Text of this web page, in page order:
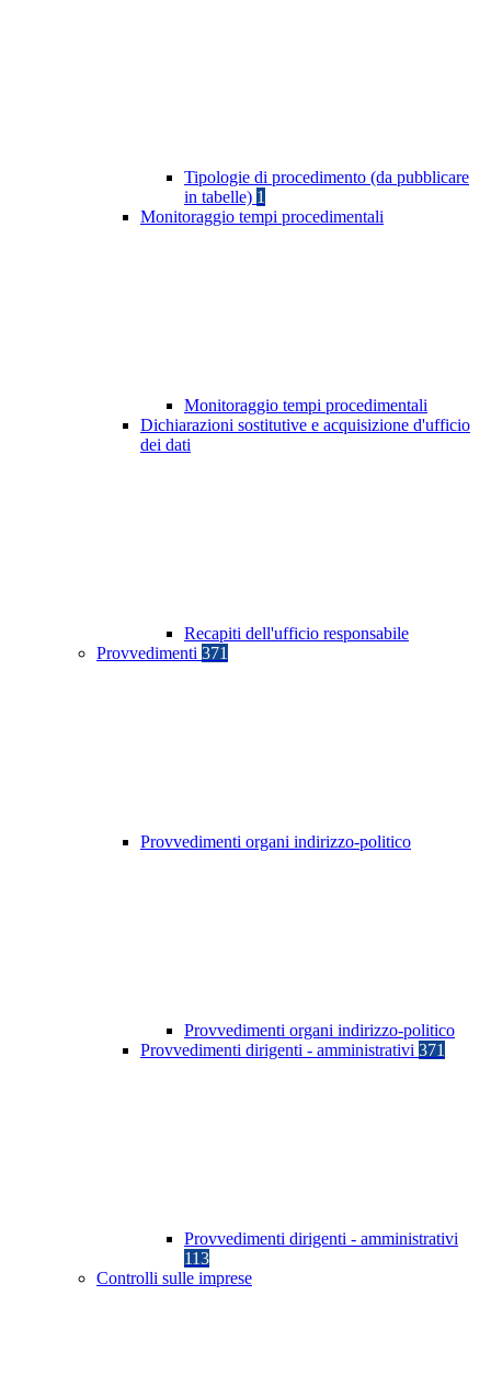
Tipologie di procedimento (da pubblicare
in tabelle) 1
Monitoraggio tempi procedimentali
Monitoraggio tempi procedimentali
Dichiarazioni sostitutive e acquisizione d'ufficio
dei dati
Recapiti dell'ufficio responsabile
Provvedimenti 371
Provvedimenti organi indirizzo-politico
Provvedimenti organi indirizzo-politico
Provvedimenti dirigenti - amministrativi 371
Provvedimenti dirigenti - amministrativi
113
Controlli sulle imprese